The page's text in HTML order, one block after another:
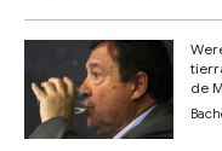
de